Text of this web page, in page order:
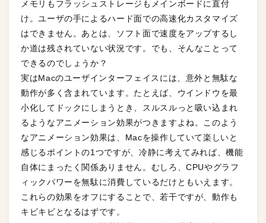
メモリもフラッシュストレージもメインボードに直付
け。ユーザの手によるハード面での高速化カスタマイズ
はできません。あとは、ソフト面で速度をアップするし
か道は残されていない状況です。でも、そんなことって
できるのでしょうか？
実はMacのユーザインターフェイスには、意外と無駄な
動作が多く含まれています。たとえば、ウインドウを最
小化してドックにしまうとき、スルスルっと吸い込まれ
るようなアニメーション効果がつきますよね。このよう
なアニメーション効果は、Macを操作していて楽しいと
感じるポイントの1つですが、冷静に考えてみれば、機能
自体にまったく関係ありません。むしろ、CPUやグラフ
ィックパワーを無駄に消費しているだけともいえます。
これらの効果をオフにすることで、若干ですが、動作も
キビキビとなるはずです。